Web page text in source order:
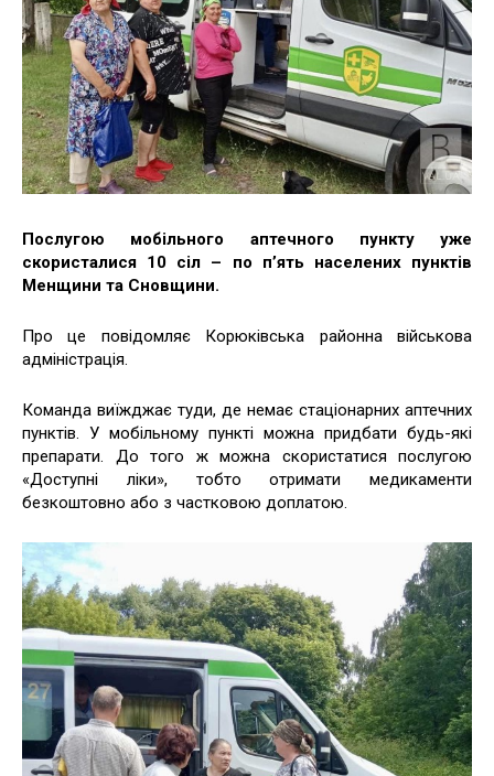
Послугою мобільного аптечного пункту уже
скористалися 10 сіл – по п’ять населених пунктів
Менщини та Сновщини.
Про це повідомляє Корюківська районна військова
адміністрація.
Команда виїжджає туди, де немає стаціонарних аптечних
пунктів. У мобільному пункті можна придбати будь-які
препарати. До того ж можна скористатися послугою
«Доступні ліки», тобто отримати медикаменти
безкоштовно або з частковою доплатою.